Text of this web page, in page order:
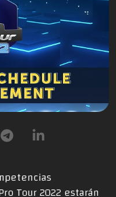
Tour 2022 estarán